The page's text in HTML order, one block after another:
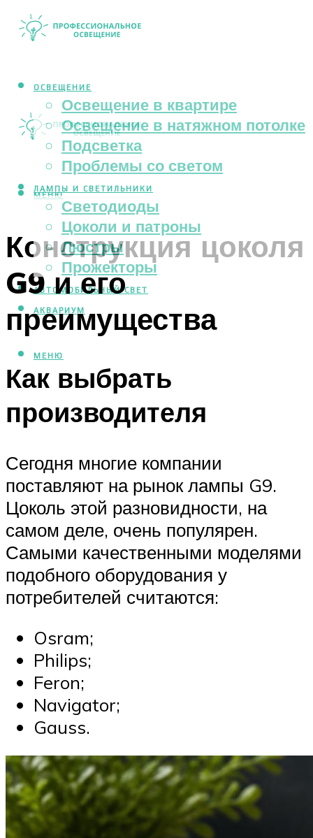
ОСВЕЩЕНИЕ
Освещение в квартире
Освещение в натяжном потолке
Подсветка
Проблемы со светом
ЛАМПЫ И СВЕТИЛЬНИКИ
Светодиоды
Цоколи и патроны
Люстры
Прожекторы
АВТОМОБИЛЬНЫЙ СВЕТ
АКВАРИУМ
МЕНЮ
МЕНЮ
Конструкция цоколя
G9 и его
преимущества
Как выбрать
производителя
Сегодня многие компании
поставляют на рынок лампы G9.
Цоколь этой разновидности, на
самом деле, очень популярен.
Самыми качественными моделями
подобного оборудования у
потребителей считаются:
Osram;
Philips;
Feron;
Navigator;
Gauss.